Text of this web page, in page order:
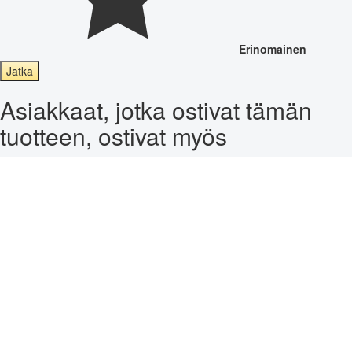
Erinomainen
Jatka
Asiakkaat, jotka ostivat tämän
tuotteen, ostivat myös